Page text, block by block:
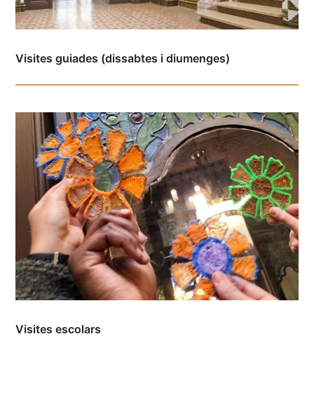
Visites guiades (dissabtes i diumenges)
Visites escolars